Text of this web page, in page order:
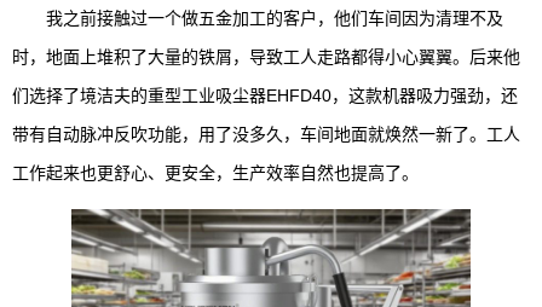
我之前接触过一个做五金加工的客户，他们车间因为清理不及
时，地面上堆积了大量的铁屑，导致工人走路都得小心翼翼。后来他
们选择了境洁夫的重型工业吸尘器EHFD40，这款机器吸力强劲，还
带有自动脉冲反吹功能，用了没多久，车间地面就焕然一新了。工人
工作起来也更舒心、更安全，生产效率自然也提高了。